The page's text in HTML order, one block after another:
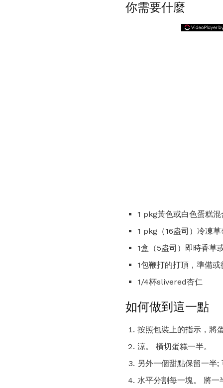
你需要什麼
1 pkg黃色或白色蛋糕混
1 pkg（16盎司）冷凍
1盒（5盎司）即時香草
1包鞭打的打頂，準備或
1/4杯slivered杏仁
如何做到這一點
按照包裝上的指示，將
涼。 橫切蛋糕一半。
另外一個甜點保留一半;
水平分割每一塊。 將一